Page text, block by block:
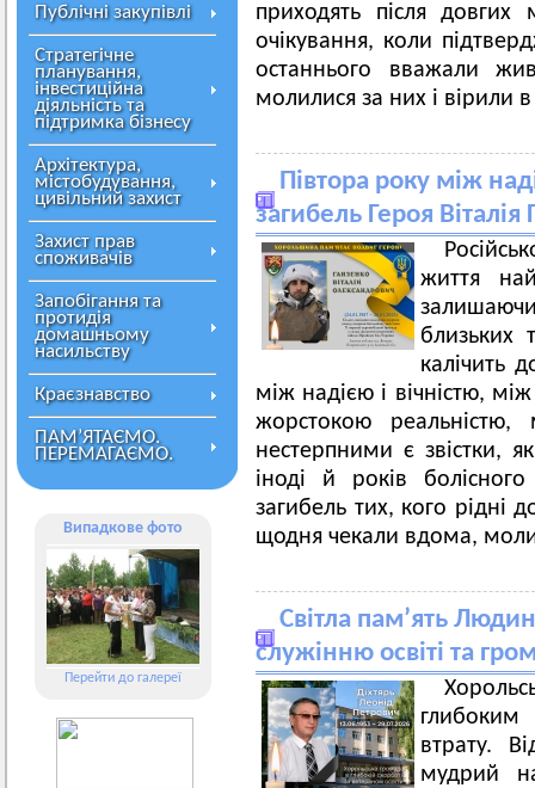
Публічні закупівлі
Стратегічне
планування,
інвестиційна
діяльність та
підтримка бізнесу
Архітектура,
містобудування,
цивільний захист
Захист прав
споживачів
Запобігання та
протидія
домашньому
насильству
Краєзнавство
ПАМ’ЯТАЄМО.
ПЕРЕМАГАЄМО.
Випадкове фото
Перейти до галереї
приходять після довгих
очікування, коли
останнього вважали
молилися за них і вірили
Півтора року між
загибель Героя Віталія
життя
близьких
калічить
між надією і вічністю,
жорстокою
нестерпними є звістки,
іноді й років
загибель тих, кого рідні
щодня чекали вдома,
Світла пам’ять
служінню освіті та
втрату.
мудрий